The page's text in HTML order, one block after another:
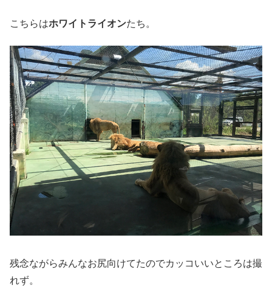
こちらはホワイトライオンたち。
残念ながらみんなお尻向けてたのでカッコいいところは撮
れず。